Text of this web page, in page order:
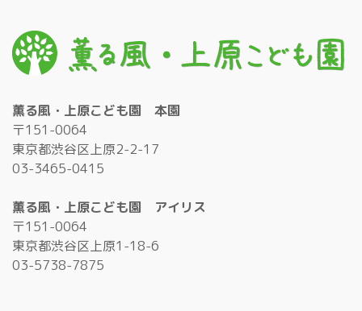
薫る風・上原こども園 本園
〒151-0064
東京都渋谷区上原2-2-17
03-3465-0415
薫る風・上原こども園 アイリス
〒151-0064
東京都渋谷区上原1-18-6
03-5738-7875